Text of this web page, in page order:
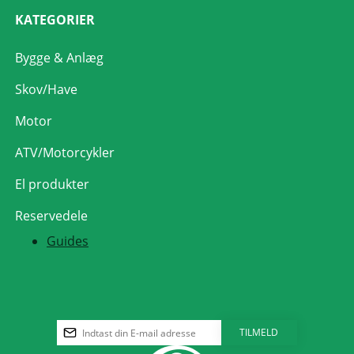
KATEGORIER
Bygge & Anlæg
Skov/Have
Motor
ATV/Motorcykler
El produkter
Reservedele
Guides
TILMELD